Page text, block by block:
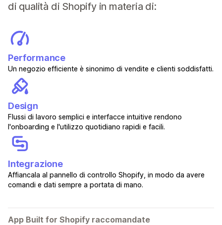
di qualità di Shopify in materia di:
Performance
Un negozio efficiente è sinonimo di vendite e clienti soddisfatti.
Design
Flussi di lavoro semplici e interfacce intuitive rendono
l'onboarding e l'utilizzo quotidiano rapidi e facili.
Integrazione
Affiancala al pannello di controllo Shopify, in modo da avere
comandi e dati sempre a portata di mano.
App Built for Shopify raccomandate